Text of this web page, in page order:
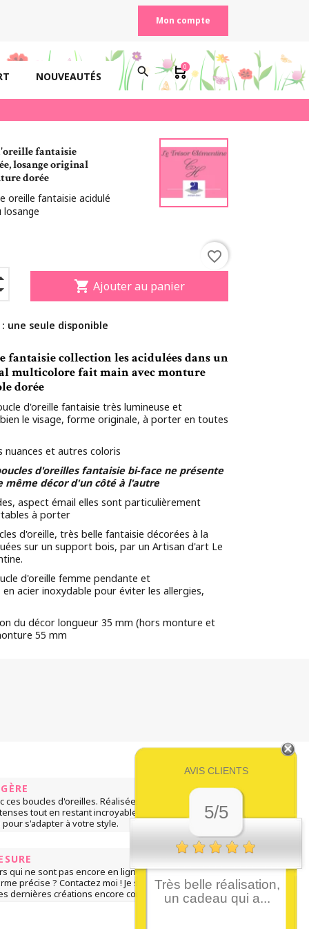
Mon compte
NOUVEAUTÉS search 0
fantaisie
losange original
dorée
oreille fantaisie acidulé
shopping_cart Ajouter au panier
une seule disponible
favorite_border
fantaisie collection les acidulées dans un
multicolore fait main avec monture
dorée
d'oreille fantaisie très lumineuse et
le visage, forme originale, à porter en toutes
nuances et autres coloris
d'oreilles fantaisie bi-face ne présente
même décor d'un côté à l'autre
aspect émail elles sont particulièrement
à porter
d'oreille, très belle fantaisie décorées à la
sur un support bois, par un Artisan d'art Le
d'oreille femme pendante et
acier inoxydable pour éviter les allergies,
du décor longueur 35 mm (hors monture et
55 mm
ces boucles d'oreilles. Réalisées sur support
tout en restant incroyablement légères.
s'adapter à votre style.
qui ne sont pas encore en ligne. Vous
précise ? Contactez moi ! Je serai ravie de
dernières créations encore confidentielles.
AVIS CLIENTS
5/5
Très belle réalisation,
un cadeau qui a...